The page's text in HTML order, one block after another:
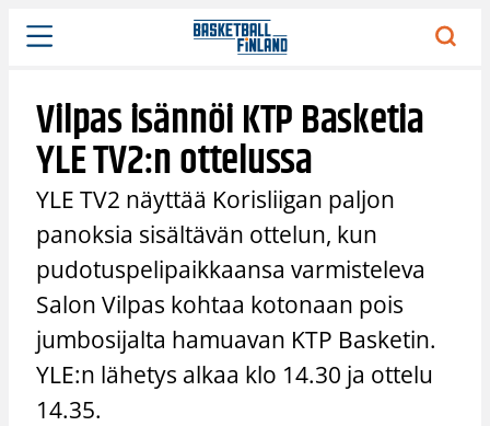
Siirry
sisältöön
Vilpas isännöi KTP Basketia
YLE TV2:n ottelussa
YLE TV2 näyttää Korisliigan paljon
panoksia sisältävän ottelun, kun
pudotuspelipaikkaansa varmisteleva
Salon Vilpas kohtaa kotonaan pois
jumbosijalta hamuavan KTP Basketin.
YLE:n lähetys alkaa klo 14.30 ja ottelu
14.35.